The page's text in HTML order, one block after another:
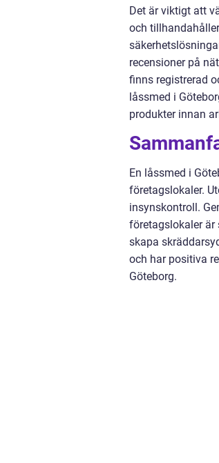
Det är viktigt att
och
recensioner på
finns registrerad
låssmed i
produkter innan
En låssmed i
företagslokaler.
insynskontroll.
företagslokaler är
skapa
och har positiva
Göteborg.